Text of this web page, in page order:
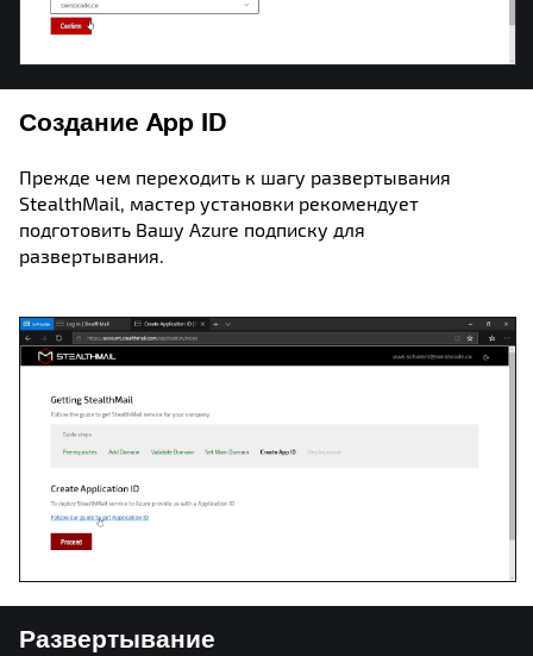
Создание App ID
Прежде чем переходить к шагу развертывания
StealthMail, мастер установки рекомендует
подготовить Вашу Azure подписку для
развертывания.
Развертывание